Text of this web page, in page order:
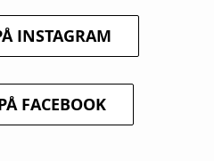
INSTAGRAM
FACEBOOK